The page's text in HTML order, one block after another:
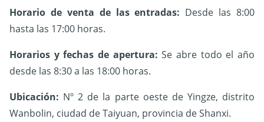
Horario de venta de las entradas: Desde las 8:00
hasta las 17:00 horas.
Horarios y fechas de apertura:Se abre todo el año
desde las 8:30 a las 18:00 horas.
Ubicación: Nº 2 de la parte oeste de Yingze, distrito
Wanbolin, ciudad de Taiyuan, provincia de Shanxi.